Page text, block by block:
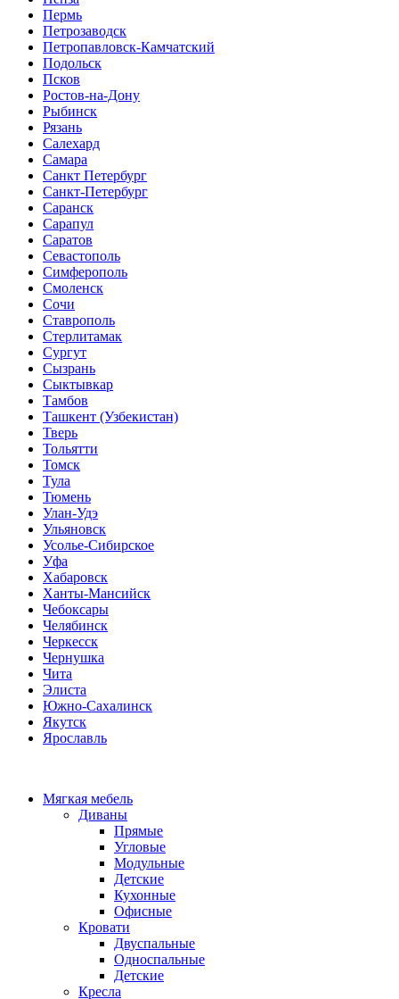
Пермь
Петрозаводск
Петропавловск-Камчатский
Подольск
Псков
Ростов-на-Дону
Рыбинск
Рязань
Салехард
Самара
Санкт Петербург
Санкт-Петербург
Саранск
Сарапул
Саратов
Севастополь
Симферополь
Смоленск
Сочи
Ставрополь
Стерлитамак
Сургут
Сызрань
Сыктывкар
Тамбов
Ташкент (Узбекистан)
Тверь
Тольятти
Томск
Тула
Тюмень
Улан-Удэ
Ульяновск
Усолье-Сибирское
Уфа
Хабаровск
Ханты-Мансийск
Чебоксары
Челябинск
Черкесск
Чернушка
Чита
Элиста
Южно-Сахалинск
Якутск
Ярославль
Мягкая мебель
Диваны
Прямые
Угловые
Модульные
Детские
Кухонные
Офисные
Кровати
Двуспальные
Односпальные
Детские
Кресла